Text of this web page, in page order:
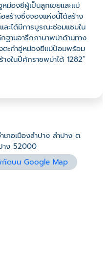
ม่องยีผู้เป็นลูกเขยและแม่
อสร้างซึ่งจองแห่งนี้ได้สร้าง
ะได้มีการบูรณะซ่อมแซมใน
านจารึกภาษาพม่าด้านทาง
ตะก๋าอู่หม่องยีแม่ป้อมพร้อม
งในปีศักราชพม่าได้ 1282”
ภอเมืองลำปาง ลำปาง ต.
าง 52000
กัดบน Google Map